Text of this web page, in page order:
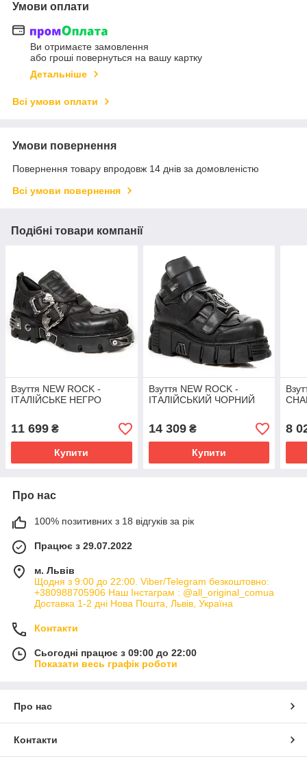
Умови оплати
Ви отримаєте замовлення
або гроші повернуться на вашу картку
Детальніше
Всі умови оплати
Умови повернення
Повернення товару впродовж 14 днів за домовленістю
Всі умови повернення
Подібні товари компанії
Взуття NEW ROCK -
ІТАЛІЙСЬКЕ НЕГРО
11 699 ₴
Купити
Взуття NEW ROCK -
ІТАЛІЙСЬКИЙ ЧОРНИЙ
14 309₴
Купити
8
Про нас
100% позитивних з 18 відгуків за рік
Працює з 29.07.2022
м. Львів
Щодня з 9:00 до 22:00. Viber/Telegram безкоштовно:
+380988705906 Наш Інстаграм : @all_original_comua
Доставка 1-2 дні Нова Пошта, Львів, Україна
Контакти
Сьогодні працює з 09:00 до 22:00
Показати весь графік роботи
Про нас
Контакти